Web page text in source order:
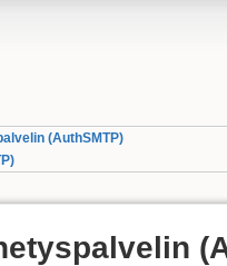
(AuthSMTP)